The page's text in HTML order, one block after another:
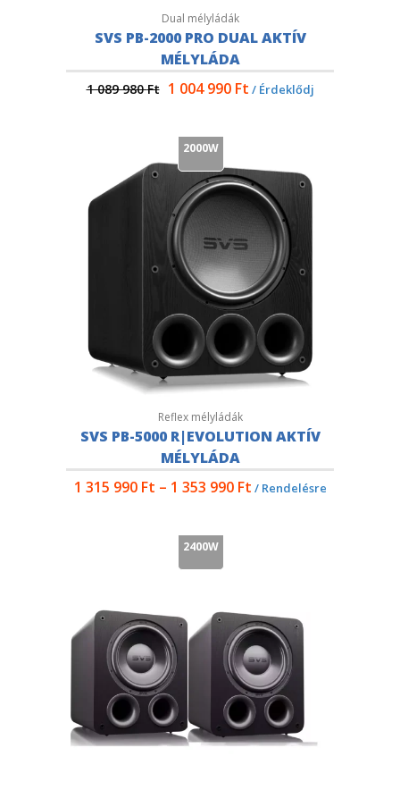
Dual mélyládák
SVS PB-2000 PRO DUAL AKTÍV
MÉLYLÁDA
1 089 980Ft 1 004 990 Ft / Érdeklődj
2000W
Reflex mélyládák
SVS PB-5000 R|EVOLUTION AKTÍV
MÉLYLÁDA
1 315 990 Ft – 1 353 990 Ft / Rendelésre
2400W